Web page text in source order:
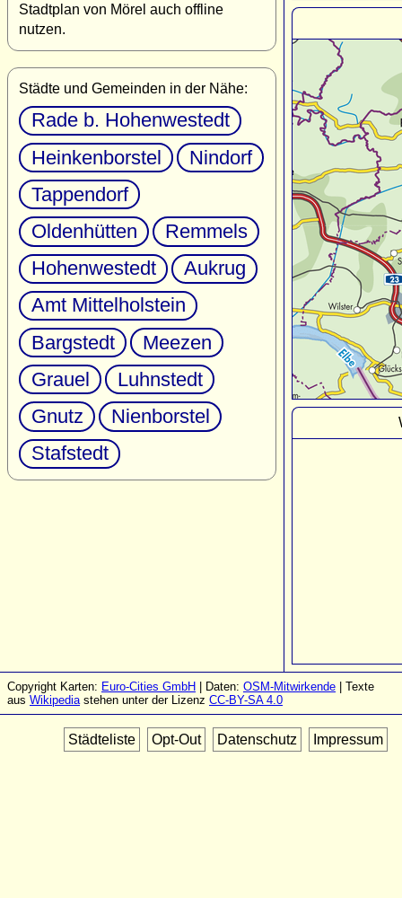
Stadtplan von Mörel auch offline
nutzen.
Städte und Gemeinden in der Nähe:
Rade b. Hohenwestedt
Heinkenborstel
Nindorf
Tappendorf
Oldenhütten
Remmels
Hohenwestedt
Aukrug
Amt Mittelholstein
Bargstedt
Meezen
Grauel
Luhnstedt
Gnutz
Nienborstel
Stafstedt
Copyright Karten: Euro-Cities GmbH | Daten: OSM-Mitwirkende | Texte
aus Wikipediastehen unter der Lizenz CC-BY-SA 4.0
Städteliste Opt-Out Datenschutz Impressum